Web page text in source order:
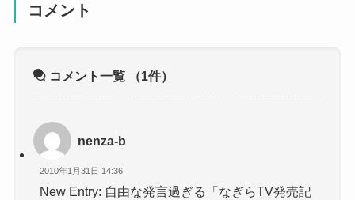
コメント
コメント一覧 （1件）
nenza-b
2010年1月31日 14:36
New Entry: 自由な発言過ぎる「なぎらTV発売記